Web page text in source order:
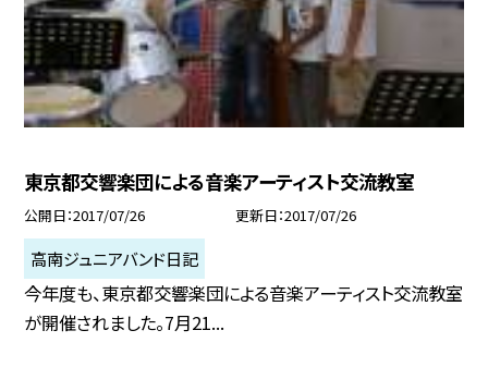
東京都交響楽団による音楽アーティスト交流教室
公開日 2017/07/26 更新日 2017/07/26
高南ジュニアバンド日記
今年度も、東京都交響楽団による音楽アーティスト交流教室
が開催されました。7月21...